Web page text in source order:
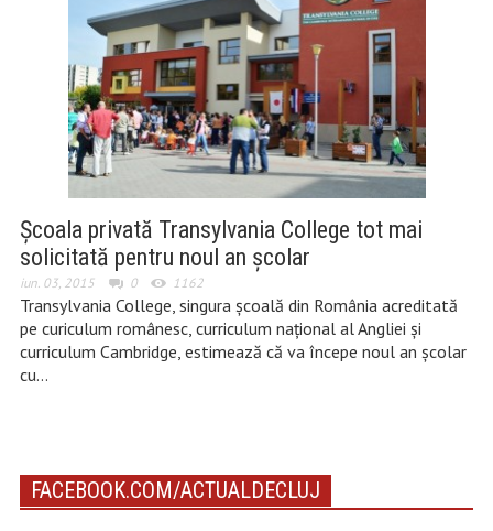
Școala privată Transylvania College tot mai
solicitată pentru noul an școlar
iun. 03, 2015 0 1162
Transylvania College, singura școală din România acreditată
pe curiculum românesc, curriculum național al Angliei și
curriculum Cambridge, estimează că va începe noul an școlar
cu…
FACEBOOK.COM/ACTUALDECLUJ